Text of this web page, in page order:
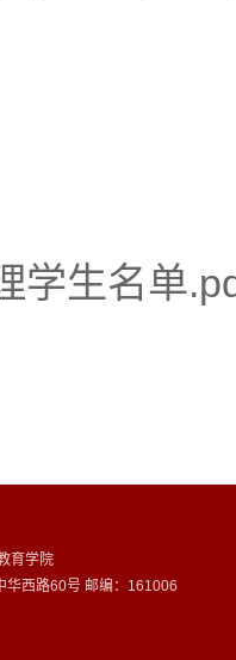
学生名单
育学院
华西路60号 邮编：161006